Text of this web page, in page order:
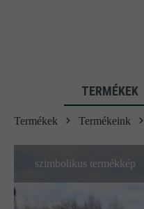
TERMÉKEK
Termékek Termékeink
szimbolikus termékkép